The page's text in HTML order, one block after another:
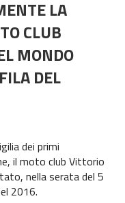
LA
CLUB
MONDO
DEL
dei primi
il moto club Vittorio
nella serata del 5
2016.